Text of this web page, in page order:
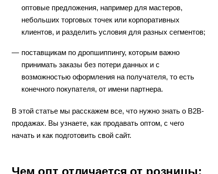
оптовые предложения, например для мастеров,
небольших торговых точек или корпоративных
клиентов, и разделить условия для разных сегментов;
поставщикам по дропшиппингу, которым важно
принимать заказы без потери данных и с
возможностью оформления на получателя, то есть
конечного покупателя, от имени партнера.
В этой статье мы расскажем все, что нужно знать о B2B-
продажах. Вы узнаете, как продавать оптом, с чего
начать и как подготовить свой сайт.
Чем опт отличается от розницы: